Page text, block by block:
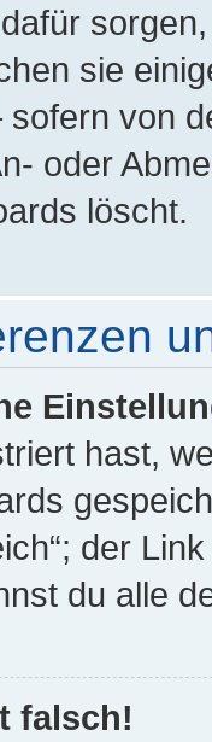
sie
sofern von
oder
löscht.
hast,
der
du alle
falsch!